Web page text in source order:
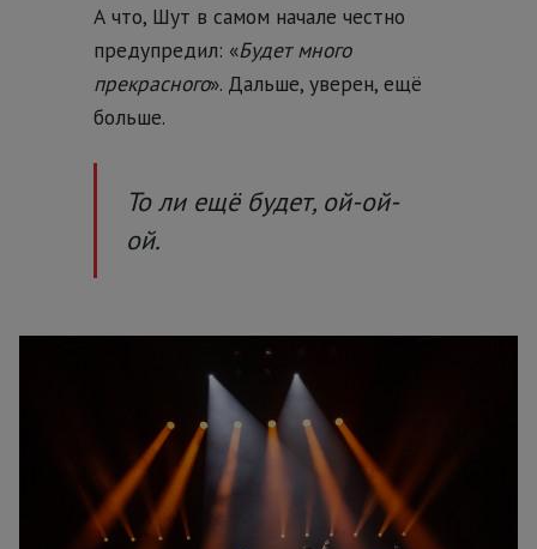
А что, Шут в самом начале честно
предупредил: «Будет много
прекрасного». Дальше, уверен, ещё
больше.
То ли ещё будет, ой-ой-
ой.